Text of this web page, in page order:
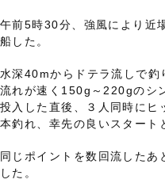
午前5時30分、強風により近
船した。
水深40mからドテラ流しで釣
流れが速く150g～220gのシ
投入した直後、３人同時に
本釣れ、幸先の良いスタート
同じポイントを数回流したあ
した。